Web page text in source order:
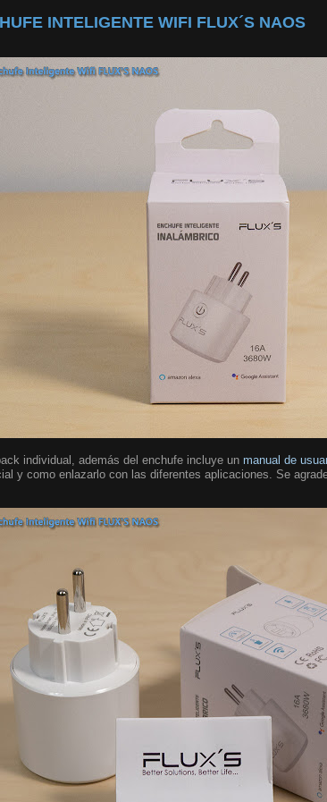
INTELIGENTE WIFI FLUX´S NAOS
individual, además del enchufe incluye un manual de
y como enlazarlo con las diferentes aplicaciones. Se